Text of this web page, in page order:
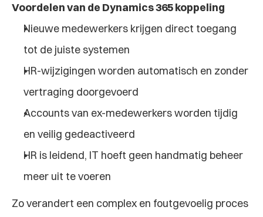
Voordelen van de Dynamics 365 koppeling
Nieuwe medewerkers krijgen direct toegang
tot de juiste systemen
HR-wijzigingen worden automatisch en zonder
vertraging doorgevoerd
Accounts van ex-medewerkers worden tijdig
en veilig gedeactiveerd
HR is leidend, IT hoeft geen handmatig beheer
meer uit te voeren
Zo verandert een complex en foutgevoelig proces